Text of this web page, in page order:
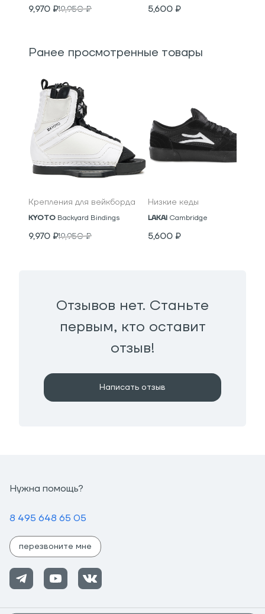
9,970 ₽19,950₽ 5,600 ₽
Ранее просмотренные товары
Крепления для вейкборда
KYOTO Backyard Bindings
9,970 ₽19,950₽
Низкие кеды
LAKAI Cambridge
5,600 ₽
Отзывов нет. Станьте
первым, кто оставит
отзыв!
Написать отзыв
Нужна помощь?
8 495 648 65 05
перезвоните мне